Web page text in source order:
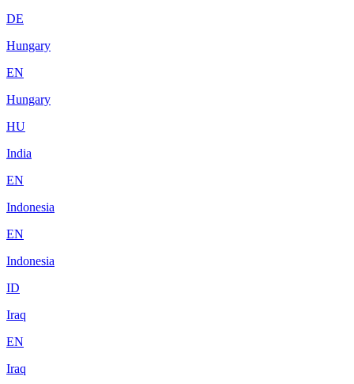
DE
Hungary
EN
Hungary
HU
India
EN
Indonesia
EN
Indonesia
ID
Iraq
EN
Iraq